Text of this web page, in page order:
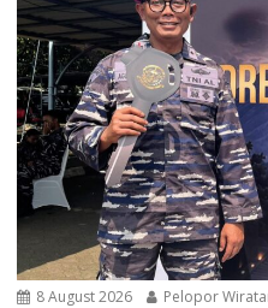
8 August 2026 Pelopor